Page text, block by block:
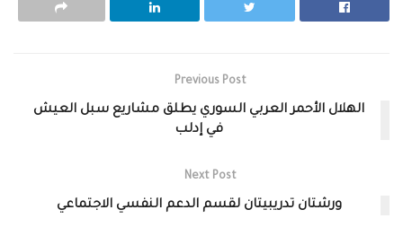
Previous Post
الهلال الأحمر العربي السوري يطلق مشاريع سبل العيش
في إدلب
Next Post
ورشتان تدريبيتان لقسم الدعم النفسي الاجتماعي